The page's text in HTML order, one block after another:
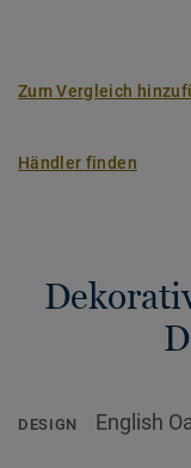
Zum Vergleich
Händler finden
DESIGN English